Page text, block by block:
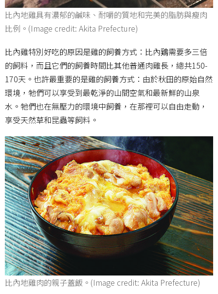
比內地雞具有濃郁的鹹味、耐嚼的質地和完美的脂肪與瘦肉
比例。(Image credit: Akita Prefecture)
比內雞特別好吃的原因是雞的飼養方式：比內鶏需要多三倍
的飼料，而且它們的飼養時間比其他普通肉雞長，總共150-
170天。也許最重要的是雞的飼養方式：由於秋田的原始自然
環境，牠們可以享受到最乾淨的山間空氣和最新鮮的山泉
水。牠們也在無壓力的環境中飼養，在那裡可以自由走動，
享受天然草和昆蟲等飼料。
比內地雞肉的親子蓋飯。(Image credit: Akita Prefecture)